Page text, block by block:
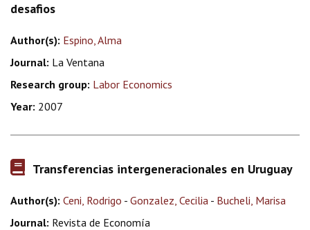
desafios
Author(s): Espino, Alma
Journal: La Ventana
Research group: Labor Economics
Year: 2007
Transferencias intergeneracionales en Uruguay
Author(s): Ceni, Rodrigo - Gonzalez, Cecilia - Bucheli, Marisa
Journal: Revista de Economía